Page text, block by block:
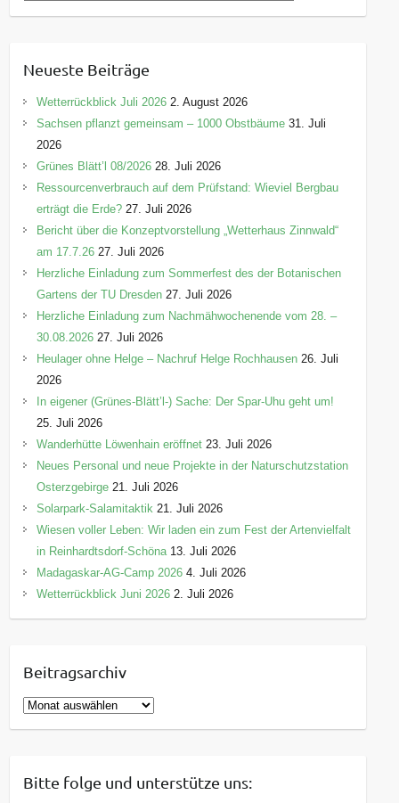
a
g
o
r
e
n
Neueste Beiträge
Wetterrückblick Juli 2026 2. August 2026
Sachsen pflanzt gemeinsam – 1000 Obstbäume 31. Juli
2026
Grünes Blätt’l 08/2026 28. Juli 2026
Ressourcenverbrauch auf dem Prüfstand: Wieviel Bergbau
erträgt die Erde? 27. Juli 2026
Bericht über die Konzeptvorstellung „Wetterhaus Zinnwald“
am 17.7.26 27. Juli 2026
Herzliche Einladung zum Sommerfest des der Botanischen
Gartens der TU Dresden 27. Juli 2026
Herzliche Einladung zum Nachmähwochenende vom 28. –
30.08.2026 27. Juli 2026
Heulager ohne Helge – Nachruf Helge Rochhausen 26. Juli
2026
In eigener (Grünes-Blätt’l-) Sache: Der Spar-Uhu geht um!
25. Juli 2026
Wanderhütte Löwenhain eröffnet 23. Juli 2026
Neues Personal und neue Projekte in der Naturschutzstation
Osterzgebirge 21. Juli 2026
Solarpark-Salamitaktik 21. Juli 2026
Wiesen voller Leben: Wir laden ein zum Fest der Artenvielfalt
in Reinhardtsdorf-Schöna 13. Juli 2026
Madagaskar-AG-Camp 2026 4. Juli 2026
Wetterrückblick Juni 2026 2. Juli 2026
Beitragsarchiv
B
e
r
Bitte folge und unterstütze uns: